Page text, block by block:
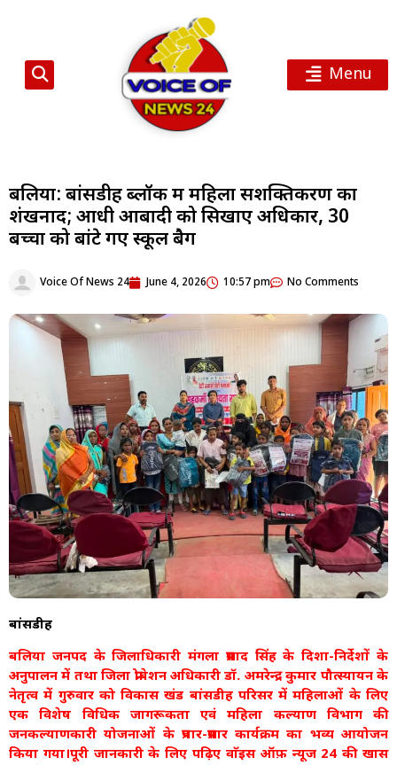
Menu
बलिया: बांसडीह ब्लॉक में महिला सशक्तिकरण का
शंखनाद; आधी आबादी को सिखाए अधिकार, 30
बच्चों को बांटे गए स्कूल बैग
Voice Of News 24 June 4, 2026 10:57 pm No Comments
बांसडीह
बलिया जनपद के जिलाधिकारी मंगला प्रसाद सिंह के दिशा-निर्देशों के
अनुपालन में तथा जिला प्रोबेशन अधिकारी डॉ. अमरेन्द्र कुमार पौत्स्यायन के
नेतृत्व में गुरुवार को विकास खंड बांसडीह परिसर में महिलाओं के लिए
एक विशेष विधिक जागरूकता एवं महिला कल्याण विभाग की
जनकल्याणकारी योजनाओं के प्रचार-प्रसार कार्यक्रम का भव्य आयोजन
किया गया।पूरी जानकारी के लिए पढ़िए वाॅइस ऑफ़ न्यूज 24 की खास